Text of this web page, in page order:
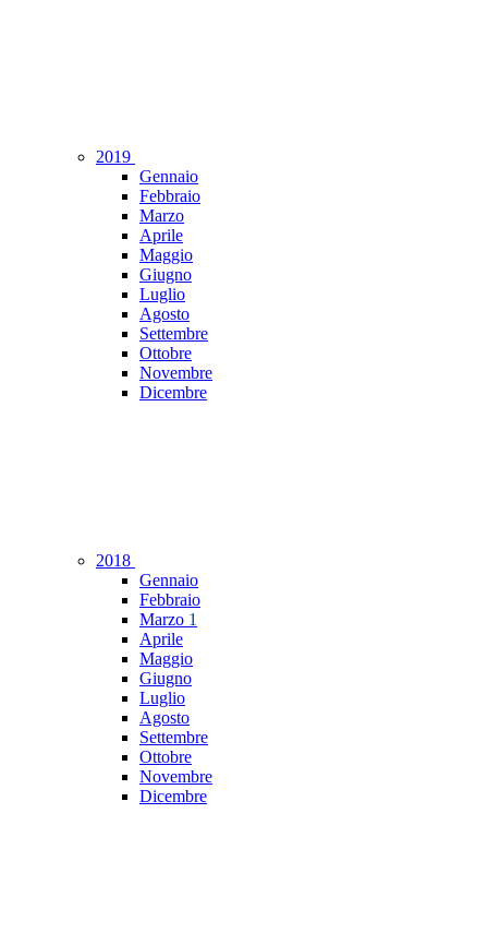
2019
Gennaio
Febbraio
Marzo
Aprile
Maggio
Giugno
Luglio
Agosto
Settembre
Ottobre
Novembre
Dicembre
2018
Gennaio
Febbraio
Marzo 1
Aprile
Maggio
Giugno
Luglio
Agosto
Settembre
Ottobre
Novembre
Dicembre